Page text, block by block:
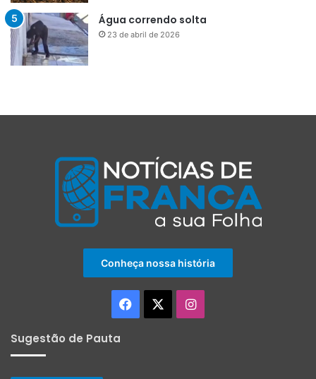
Água correndo solta
23 de abril de 2026
Conheça nossa história
Facebook Instagram
Sugestão de Pauta